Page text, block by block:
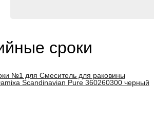
сроки
№1 для Смеситель для раковины
Scandinavian Pure 360260300 черный